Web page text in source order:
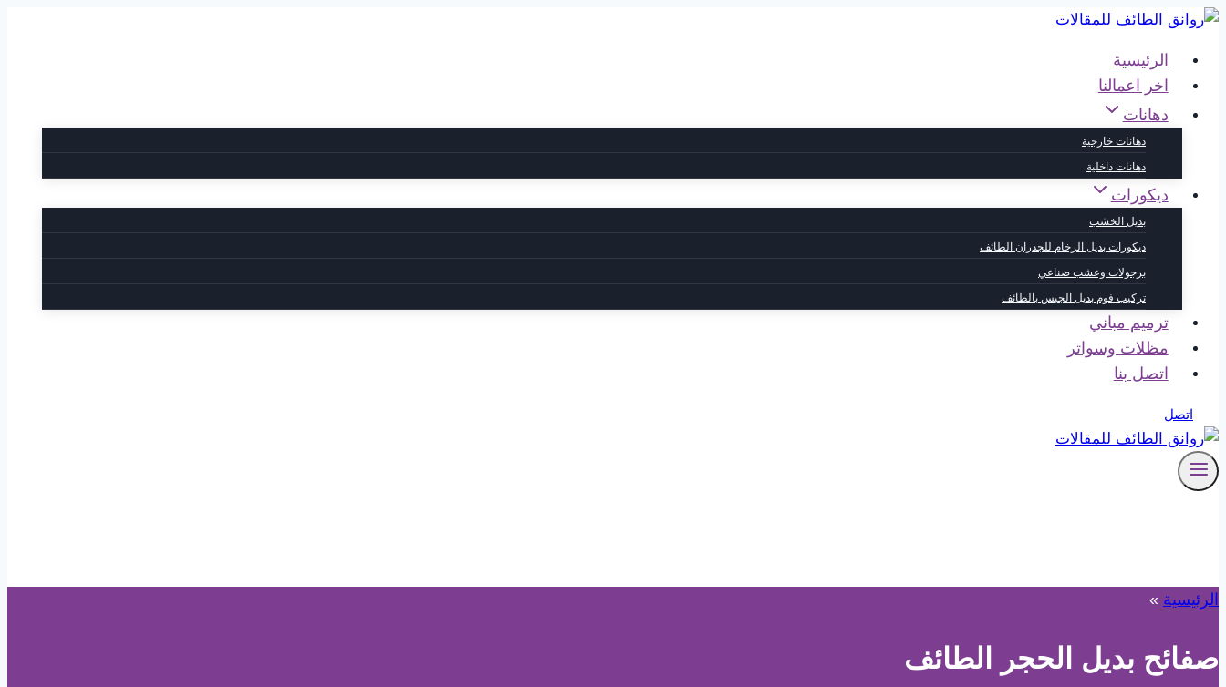
التجاوز
المحتوى الرئيسية
اخر اعمالنا
دهانات
دهانات خارجية
دهانات داخلية
ديكورات
بديل الخشب
ديكورات بديل الرخام للجدران الطائف
برجولات وعشب صناعي
تركيب فوم بديل الجبس بالطائف
ترميم مباني
مظلات وسواتر
اتصل بنا
اتصل
الرئيسية »
صفائح بديل الحجر الطائف